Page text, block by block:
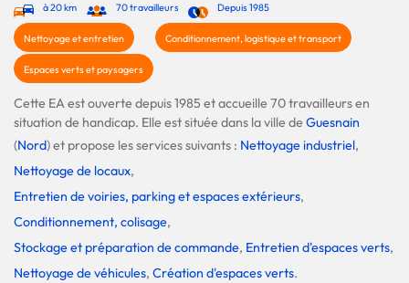
à 20 km 70 travailleurs Depuis 1985
Nettoyage et entretien Conditionnement, logistique et transport
Espaces verts et paysagers
Cette EA est ouverte depuis 1985 et accueille 70 travailleurs en
situation de handicap. Elle est située dans la ville deGuesnain
(Nord) et propose les services suivants : Nettoyage industriel,
Nettoyage de locaux,
Entretien de voiries, parking et espaces extérieurs,
Conditionnement, colisage,
Stockage et préparation de commande, Entretien d'espaces verts,
Nettoyage de véhicules, Création d'espaces verts.